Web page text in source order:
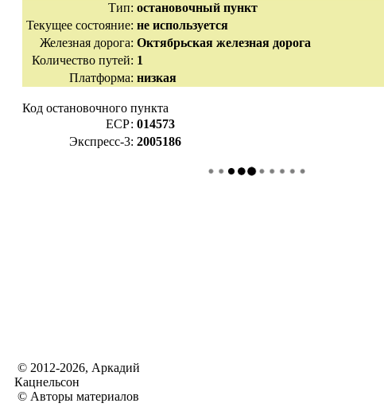
Тип: остановочный пункт
Текущее состояние: не используется
Железная дорога: Октябрьская железная дорога
Количество путей: 1
Платформа: низкая
Код остановочного пункта
ЕСР: 014573
Экспресс-3: 2005186
© 2012-2026, Аркадий
Кацнельсон
© Авторы материалов